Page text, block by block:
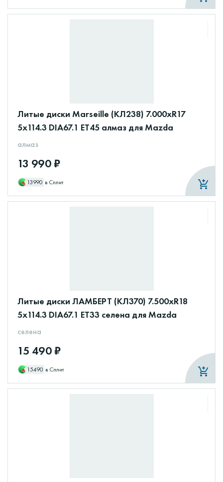
Литые диски Marseille (КЛ238) 7.000xR17
5x114.3 DIA67.1 ET45 алмаз для Mazda
алмаз
13 990 ₽
13990 в Сплит
Литые диски ЛАМБЕРТ (КЛ370) 7.500xR18
5x114.3 DIA67.1 ET33 селена для Mazda
селена
15 490 ₽
15490 в Сплит